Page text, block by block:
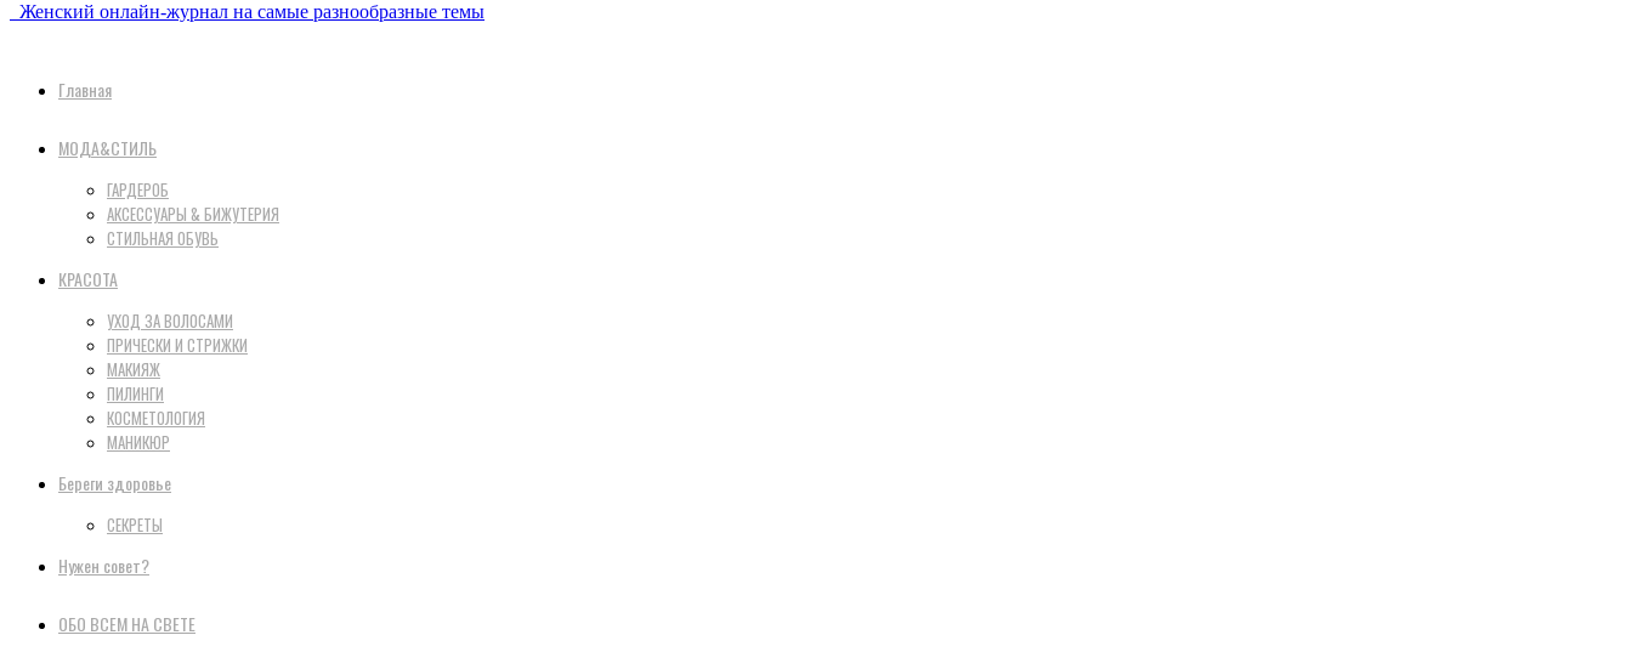
Женский онлайн-журнал на самые разнообразные темы
Главная
МОДА&СТИЛЬ
ГАРДЕРОБ
АКСЕССУАРЫ & БИЖУТЕРИЯ
СТИЛЬНАЯ ОБУВЬ
КРАСОТА
УХОД ЗА ВОЛОСАМИ
ПРИЧЕСКИ И СТРИЖКИ
МАКИЯЖ
ПИЛИНГИ
КОСМЕТОЛОГИЯ
МАНИКЮР
Береги здоровье
СЕКРЕТЫ
Нужен совет?
ОБО ВСЕМ НА СВЕТЕ